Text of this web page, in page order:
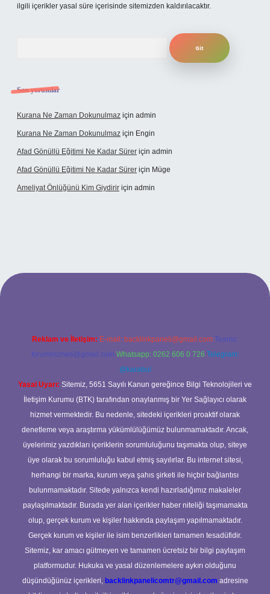
ilgili içerikler yasal süre içerisinde sitemizden kaldırılacaktır.
Son yorumlar
Kurana Ne Zaman Dokunulmaz için admin
Kurana Ne Zaman Dokunulmaz için Engin
Afad Gönüllü Eğitimi Ne Kadar Sürer için admin
Afad Gönüllü Eğitimi Ne Kadar Sürer için Müge
Ameliyat Önlüğünü Kim Giydirir için admin
giriş
Reklam ve İletişim: E-mail: backlinkpaneli@gmail.com Teams:
forumhizmeti@gmail.com Whatsapp: 0262 606 0 726 Telegram:
@karabul
Yasal Uyarı: Sitemiz, 5651 Sayılı Kanun gereğince Bilgi Teknolojileri ve
İletişim Kurumu (BTK) tarafından onaylanmış bir Yer Sağlayıcı olarak
hizmet vermektedir. Bu nedenle, sitedeki içerikleri proaktif olarak
denetleme veya araştırma yükümlülüğümüz bulunmamaktadır. Ancak,
üyelerimiz yazdıkları içeriklerin sorumluluğunu taşımakta olup, siteye
üye olarak bu sorumluluğu kabul etmiş sayılırlar. Bu internet sitesi,
herhangi bir marka, kurum veya şahıs şirketi ile hiçbir bağlantısı
bulunmamaktadır. Sitede yalnızca kendi hazırladığımız makaleler
paylaşılmaktadır. Burada yer alan içerikler haber niteliği taşımamakta
olup, gerçek kurum ve kişiler hakkında paylaşım yapılmamaktadır.
Gerçek kurum ve kişiler ile isim benzerlikleri tamamen tesadüfidir.
Sitemiz, kar amacı gütmeyen ve tamamen ücretsiz bir bilgi paylaşım
platformudur. Hukuka ve yasal düzenlemelere aykırı olduğunu
düşündüğünüz içerikleri, backlinkpanelicomtr@gmail.com adresine